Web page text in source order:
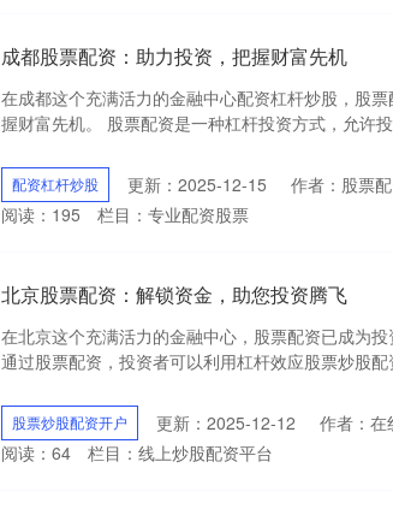
成都股票配资：助力投资，把握财富先机
在成都这个充满活力的金融中心配资杠杆炒股，股
握财富先机。 股票配资是一种杠杆投资方式，允许
配资杠杆炒股 更新：2025-12-15
作者：股票
阅读： 195 栏目： 专业配资股票
北京股票配资：解锁资金，助您投资腾飞
在北京这个充满活力的金融中心，股票配资已成为
通过股票配资，投资者可以利用杠杆效应股票炒股
股票炒股配资开户 更新：2025-12-12
作者：在
阅读： 64 栏目： 线上炒股配资平台